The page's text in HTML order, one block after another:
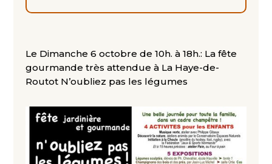
Le Dimanche 6 octobre de 10h. à 18h.: La fête
gourmande très attendue à La Haye-de-
Routot N’oubliez pas les légumes